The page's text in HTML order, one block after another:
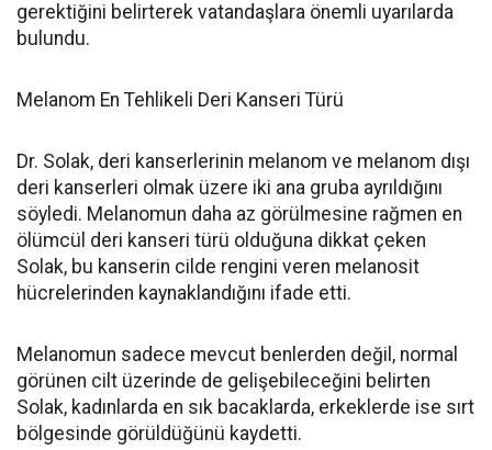
gerektiğini belirterek vatandaşlara önemli uyarılarda
bulundu.
Melanom En Tehlikeli Deri Kanseri Türü
Dr. Solak, deri kanserlerinin melanom ve melanom dışı
deri kanserleri olmak üzere iki ana gruba ayrıldığını
söyledi. Melanomun daha az görülmesine rağmen en
ölümcül deri kanseri türü olduğuna dikkat çeken
Solak, bu kanserin cilde rengini veren melanosit
hücrelerinden kaynaklandığını ifade etti.
Melanomun sadece mevcut benlerden değil, normal
görünen cilt üzerinde de gelişebileceğini belirten
Solak, kadınlarda en sık bacaklarda, erkeklerde ise sırt
bölgesinde görüldüğünü kaydetti.